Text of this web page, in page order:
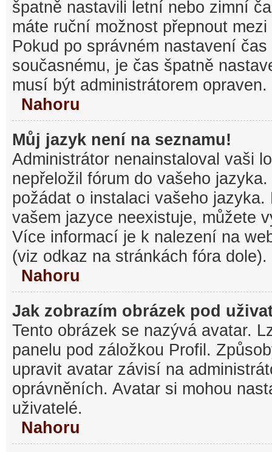
špatně nastavili letní nebo zimní
máte ruční možnost přepnout
Pokud po správném nastavení
současnému, je čas špatně
musí být administrátorem opraven.
Nahoru
Můj jazyk není na seznamu!
Administrátor nenainstaloval vaši
nepřeložil fórum do vašeho
požádat o instalaci vašeho
vašem jazyce neexistuje, můžete
Více informací je k nalezení na
(viz odkaz na stránkách fóra dole).
Nahoru
Jak zobrazím obrázek pod
Tento obrázek se nazývá avatar.
panelu pod záložkou Profil.
upravit avatar závisí na
oprávněních. Avatar si mohou
uživatelé.
Nahoru